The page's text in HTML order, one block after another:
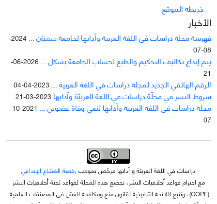
خريطة الموقع
الأخبار
فهرسة مجلة دراسات في اللغة العربية وآدابها لجامعة سمنان ...
2024-
08-07
يتم إيداع تکاليف التحکيم والطبع لحساب الجامعة بشکل ...
2026-06-
21
الرقم الهاتفي الجديد لمجلة دراسات في اللغة العربية ... 2023-04-04
شروط النشر في مجلّة دراسات في اللغة العربيّة وآدابها 2023-03-21
مجلة دراسات في اللغة العربية وآدابها تنعي وفاة عضوين ...
2021-10-
07
دراسات في اللغة العربيّة و آدابها مرخّص بموجب رخصة المشاع الإبداعي
مع احترام قواعد أخلاقيات النشر، تخضع هذه المجلة لقواعد لجنة أخلاقيات النشر
(COPE)، وتتبع اللائحة التنفيذية لقانون منع ومكافحة الغش في المصنفات العلمية.